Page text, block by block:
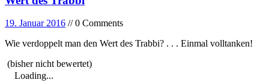
19. Januar 2016 // 0 Comments
Wie verdoppelt man den Wert des Trabbi? . . . Einmal volltanken!
(bisher nicht bewertet)
Loading...